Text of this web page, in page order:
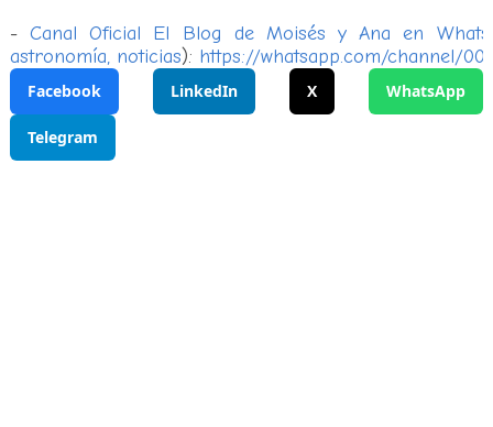
-Canal Oficial El Blog de Moisés y Ana en
astronomía, noticias): https://whatsapp.com/channel/
Facebook LinkedIn X WhatsApp
Telegram